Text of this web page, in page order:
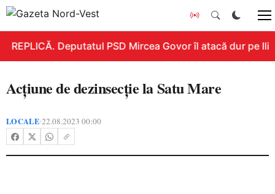
REPLICĂ. Deputatul PSD Mircea Govor îl atacă dur pe
Acțiune de dezinsecție la Satu Mare
LOCALE•22.08.2023 00:00